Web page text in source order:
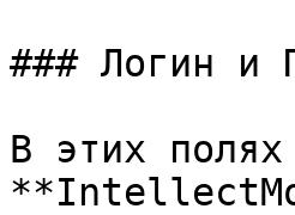
### Логин и
В этих